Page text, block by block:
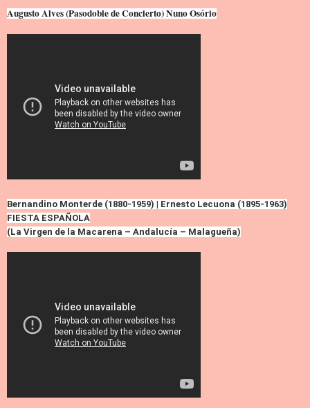
Augusto Alves (Pasodoble de Concierto) Nuno Osório
Bernandino Monterde (1880-1959) | Ernesto Lecuona (1895-1963)
FIESTA ESPAÑOLA
(La Virgen de la Macarena – Andalucía – Malagueña)